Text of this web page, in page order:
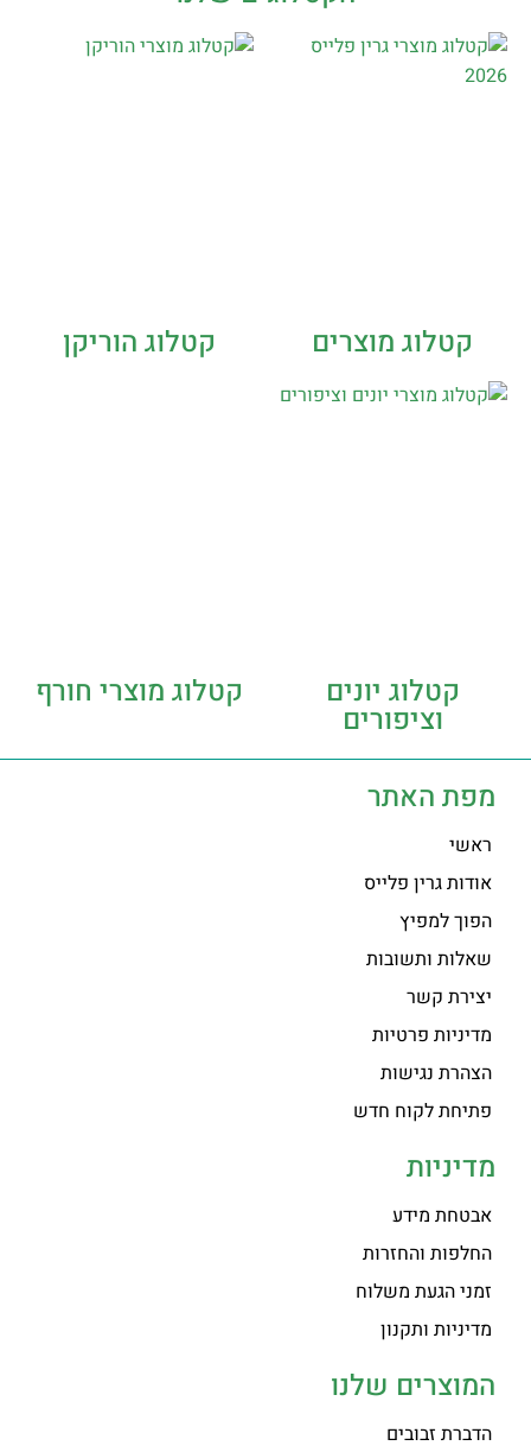
קטלוג מוצרים קטלוג הוריקן
קטלוג יונים
וציפורים
קטלוג מוצרי חורף
מפת האתר
ראשי
אודות גרין פלייס
הפוך למפיץ
שאלות ותשובות
יצירת קשר
מדיניות פרטיות
הצהרת נגישות
פתיחת לקוח חדש
מדיניות
אבטחת מידע
החלפות והחזרות
זמני הגעת משלוח
מדיניות ותקנון
המוצרים שלנו
הדברת זבובים